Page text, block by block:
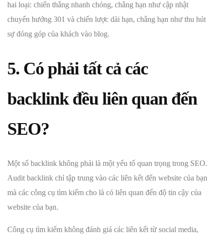
hai loại: chiến thắng nhanh chóng, chẳng hạn như cập nhật
chuyển hướng 301 và chiến lược dài hạn, chẳng hạn như thu hút
sự đóng góp của khách vào blog.
5. Có phải tất cả các
backlink đều liên quan đến
SEO?
Một số backlink không phải là một yếu tố quan trọng trong SEO.
Audit backlink chỉ tập trung vào các liên kết đến website của bạn
mà các công cụ tìm kiếm cho là có liên quan đến độ tin cậy của
website của bạn.
Công cụ tìm kiếm không đánh giá các liên kết từ social media,